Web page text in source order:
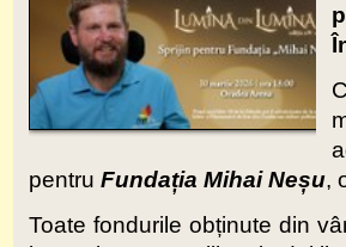
pentru Fundația Mihai Neșu,
Toate fondurile obținute din